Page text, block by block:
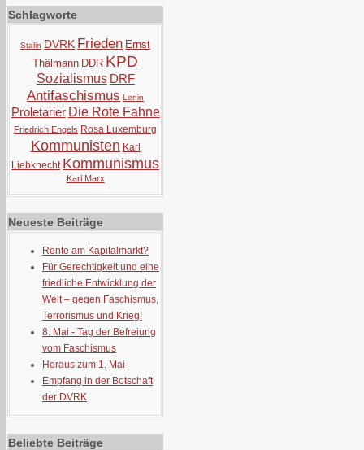
Schlagworte
Stalin DVRK Frieden Ernst
Thälmann DDR KPD
Sozialismus DRF
Antifaschismus Lenin
Proletarier Die Rote Fahne
Friedrich Engels Rosa Luxemburg
Kommunisten Karl
Liebknecht Kommunismus
Karl Marx
Neueste Beiträge
Rente am Kapitalmarkt?
Für Gerechtigkeit und eine
friedliche Entwicklung der
Welt – gegen Faschismus,
Terrorismus und Krieg!
8. Mai - Tag der Befreiung
vom Faschismus
Heraus zum 1. Mai
Empfang in der Botschaft
der DVRK
Beliebte Beiträge